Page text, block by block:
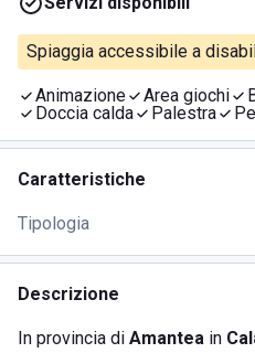
Spiaggia accessibile a
Animazione Area giochi
Doccia calda
Palestra
Caratteristiche
Tipologia
Descrizione
In provincia di Amantea in